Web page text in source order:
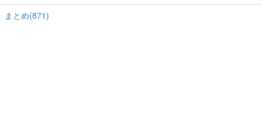
まとめ(871)